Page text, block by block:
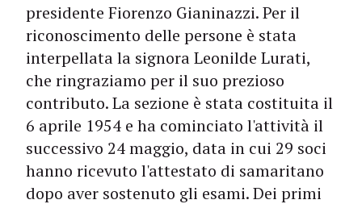
presidente Fiorenzo Gianinazzi. Per il
riconoscimento delle persone è stata
interpellata la signora Leonilde Lurati,
che ringraziamo per il suo prezioso
contributo. La sezione è stata costituita il
6 aprile 1954 e ha cominciato l'attività il
successivo 24 maggio, data in cui 29 soci
hanno ricevuto l'attestato di samaritano
dopo aver sostenuto gli esami. Dei primi